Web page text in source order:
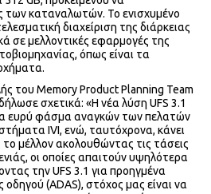
των καταναλωτών. Το ενισχυμένο
διαχείριση της διάρκειας
σε μελλοντικές εφαρμογές της
όπως είναι τα
του Memory Product Planning Team
σχετικά: «Η νέα λύση UFS 3.1
ευρύ φάσμα αναγκών των πελατών
IVI, ενώ, ταυτόχρονα, κάνει
μέλλον ακολουθώντας τις τάσεις
οι οποίες απαιτούν υψηλότερα
την UFS 3.1 για προηγμένα
(ADAS), στόχος μας είναι να